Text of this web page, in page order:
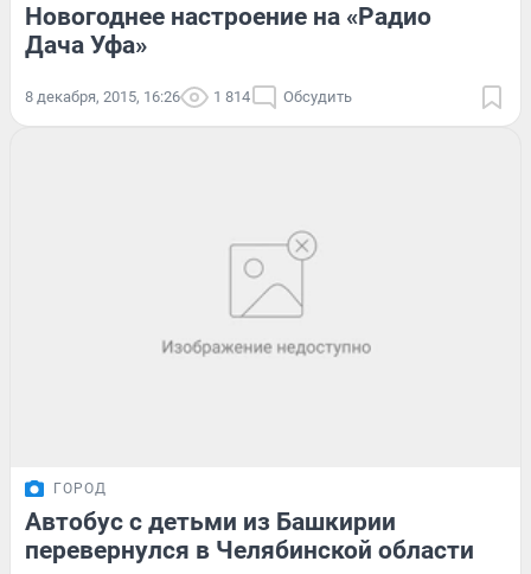
Новогоднее настроение на «Радио
Дача Уфа»
8 декабря, 2015, 16:26 1 814 Обсудить
ГОРОД
Автобус с детьми из Башкирии
перевернулся в Челябинской области